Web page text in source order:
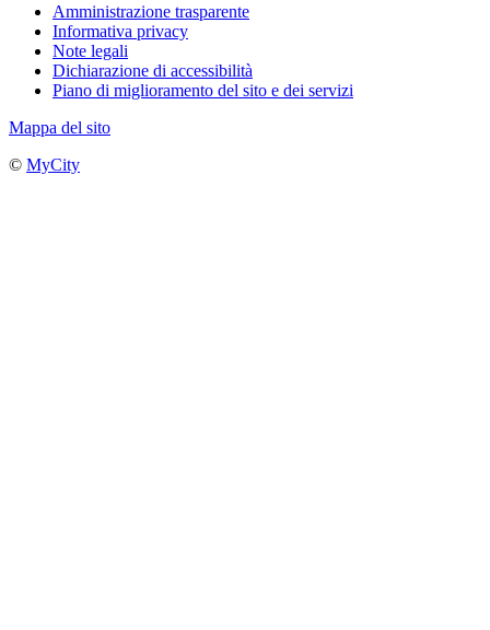
Amministrazione trasparente
Informativa privacy
Note legali
Dichiarazione di accessibilità
Piano di miglioramento del sito e dei servizi
Mappa del sito
© MyCity